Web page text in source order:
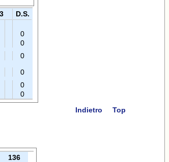
D.S.
0
0
0
0
0
0
Indietro
Top
136